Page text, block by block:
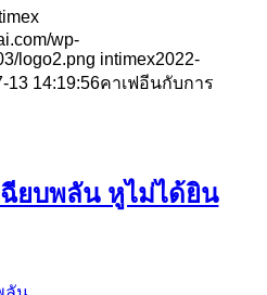
wp-
logo2.png intimex2022-
13 14:19:56คาเฟอีนกับการ
ฉียบพลัน หูไม่ได้ยิน